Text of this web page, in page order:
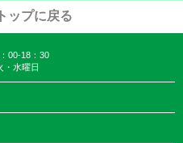
ップに戻る
00-18：30
・水曜日